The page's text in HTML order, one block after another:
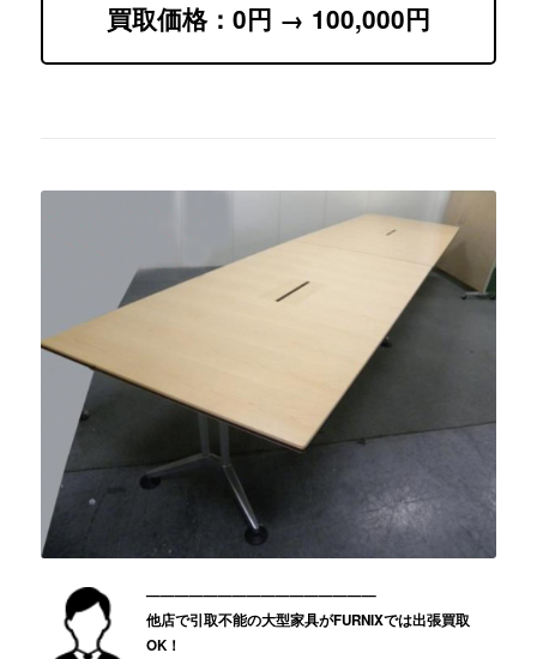
買取価格：0円 → 100,000円
————————————————
他店で引取不能の大型家具がFURNIXでは出張買取
OK！